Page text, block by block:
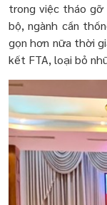
trong việc tháo gỡ
bộ, ngành cần
gọn hơn nữa thời
kết FTA, loại bỏ